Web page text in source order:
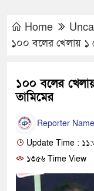
Home
১০০ বলের খেলায় ১
১০০ বলের
তামিমের
Reporter Name
Update Time :
১৩৫৬ Time View